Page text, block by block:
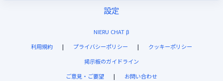
設定
NIERU CHAT β
利用規約
| プライバシーポリシー |
クッキーポリシー
掲示板のガイドライン
ご意見・ご要望
|
お問い合わせ